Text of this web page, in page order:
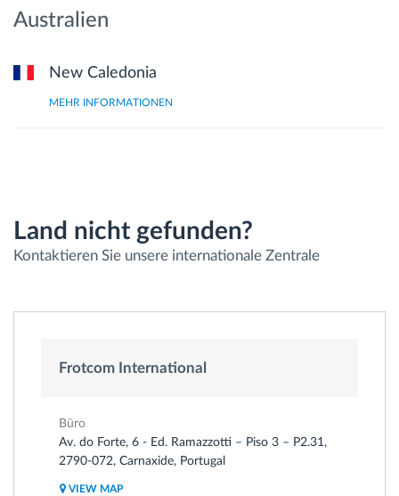
Australien
New Caledonia
MEHR INFORMATIONEN
Land nicht gefunden?
Kontaktieren Sie unsere internationale Zentrale
Frotcom International
Büro
Av. do Forte, 6 - Ed. Ramazzotti – Piso 3 – P2.31,
2790-072, Carnaxide, Portugal
VIEW MAP